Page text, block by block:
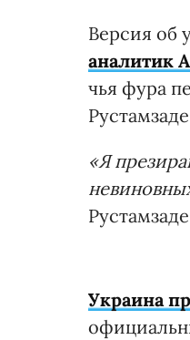
Версия об
аналитик
чья фура
«Я
Украина